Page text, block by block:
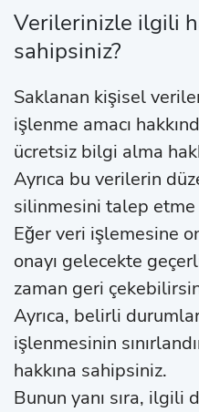
Verilerinizle ilgili
sahipsiniz?
Saklanan kişisel
işlenme amacı
ücretsiz bilgi alma
Ayrıca bu verilerin
silinmesini talep etme
Eğer veri işlemesine
onayı gelecekte
zaman geri
Ayrıca, belirli
işlenmesinin
hakkına sahipsiniz.
Bunun yanı sıra, ilgili